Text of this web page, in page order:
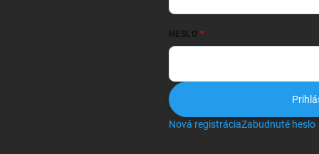
HESLO
Nová registráciaZabudnuté heslo